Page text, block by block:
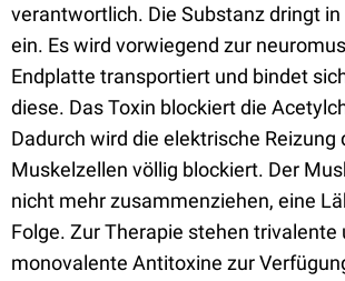
verantwortlich. Die Substanz dringt
ein. Es wird vorwiegend zur
Endplatte transportiert und bindet
diese. Das Toxin blockiert die
Dadurch wird die elektrische Reizung
Muskelzellen völlig blockiert. Der
nicht mehr zusammenziehen, eine
Folge. Zur Therapie stehen trivalente
monovalente Antitoxine zur